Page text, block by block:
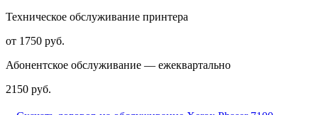
Техническое обслуживание принтера
от 1750 руб.
Абонентское обслуживание — ежеквартально
2150 руб.